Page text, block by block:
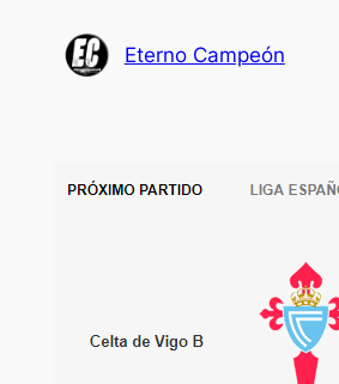
Eterno Campeón